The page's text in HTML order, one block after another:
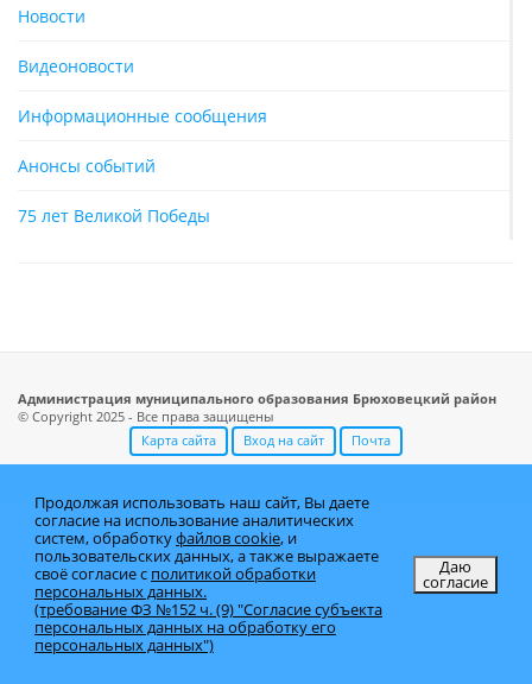
Новости
Видеоновости
Информационные сообщения
Анонсы событий
75 лет Великой Победы
Администрация муниципального образования Брюховецкий район
© Copyright 2025 - Все права защищены
Карта сайта Вход на сайт Почта
Продолжая использовать наш сайт, Вы даете
согласие на использование аналитических
систем, обработкуфайлов cookie, и
пользовательских данных, а также выражаете
своё согласие с политикой обработки
персональных данных.
(требование ФЗ №152 ч. (9) "Согласие субъекта
персональных данных на обработку его
персональных данных")
Даю
согласие